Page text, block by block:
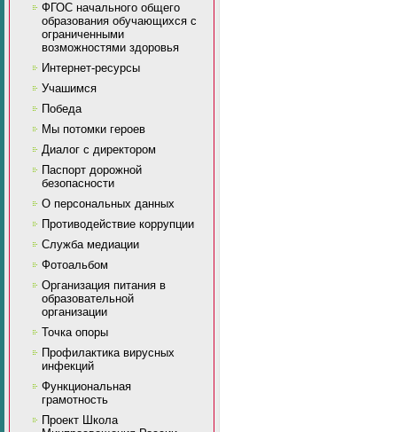
ФГОС начального общего
образования обучающихся с
ограниченными
возможностями здоровья
Интернет-ресурсы
Учашимся
Победа
Мы потомки героев
Диалог с директором
Паспорт дорожной
безопасности
О персональных данных
Противодействие коррупции
Служба медиации
Фотоальбом
Организация питания в
образовательной
организации
Точка опоры
Профилактика вирусных
инфекций
Функциональная
грамотность
Проект Школа